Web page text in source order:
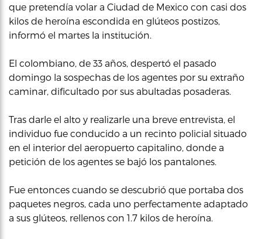
que pretendía volar a Ciudad de Mexico con casi dos
kilos de heroína escondida en glúteos postizos,
informó el martes la institución.
El colombiano, de 33 años, despertó el pasado
domingo la sospechas de los agentes por su extraño
caminar, dificultado por sus abultadas posaderas.
Tras darle el alto y realizarle una breve entrevista, el
individuo fue conducido a un recinto policial situado
en el interior del aeropuerto capitalino, donde a
petición de los agentes se bajó los pantalones.
Fue entonces cuando se descubrió que portaba dos
paquetes negros, cada uno perfectamente adaptado
a sus glúteos, rellenos con 1.7 kilos de heroína.